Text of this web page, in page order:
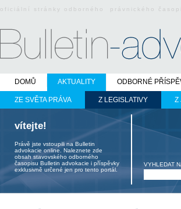
oficiální stránky odborného právnického
DOMŮ AKTUALITY
ZE SVĚTA PRÁVA Z LEGISLATIVY Z
ODBORNÉ
vítejte!
Právě jste vstoupili na Bulletin
advokacie online. Naleznete zde
obsah stavovského odborného
časopisu Bulletin advokacie i příspěvky
exklusivně určené jen pro tento portál.
VYHLEDAT